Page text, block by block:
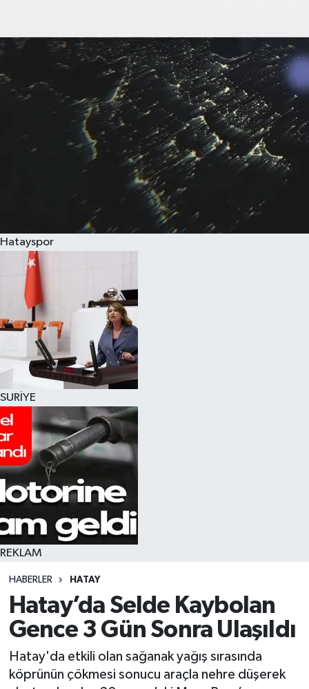
Hatayspor
SURİYE
REKLAM
HABERLER HATAY
Hatay’da Selde Kaybolan
Gence 3 Gün Sonra Ulaşıldı
Hatay'da etkili olan sağanak yağış sırasında
köprünün çökmesi sonucu araçla nehre düşerek